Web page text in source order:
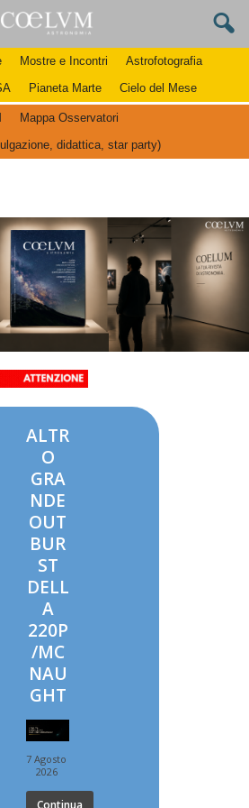
Mostre e Incontri
Astrofotografia
Pianeta Marte Cielo del Mese
Mappa Osservatori
didattica, star party)
ALTR
O
GRA
NDE
OUT
BUR
ST
DELL
A
220P
/MC
NAU
GHT
7 Agosto
2026
Continua